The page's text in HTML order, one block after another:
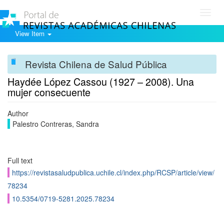
View Item
Revista Chilena de Salud Pública
Haydée López Cassou (1927 – 2008). Una
mujer consecuente
Author
Palestro Contreras, Sandra
Full text
https://revistasaludpublica.uchile.cl/index.php/RCSP/article/view/
78234
10.5354/0719-5281.2025.78234